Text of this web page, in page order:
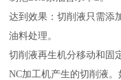
达到效果：切削液只需添
油料处理。
切削液再生机分移动和固
NC加工机产生的切削液